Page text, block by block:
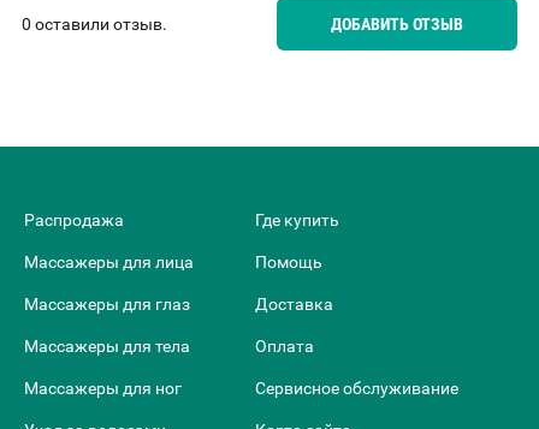
0 оставили отзыв. ДОБАВИТЬ ОТЗЫВ
Распродажа
Массажеры для лица
Массажеры для глаз
Массажеры для тела
Массажеры для ног
Где купить
Помощь
Доставка
Оплата
Сервисное обслуживание